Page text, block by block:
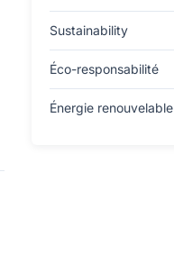
Sustainability
Éco-responsabilité
Énergie renouvelable